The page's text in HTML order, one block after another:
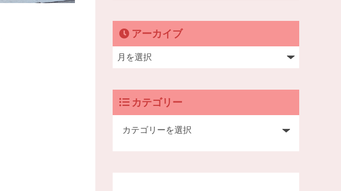
アーカイブ
カテゴリー